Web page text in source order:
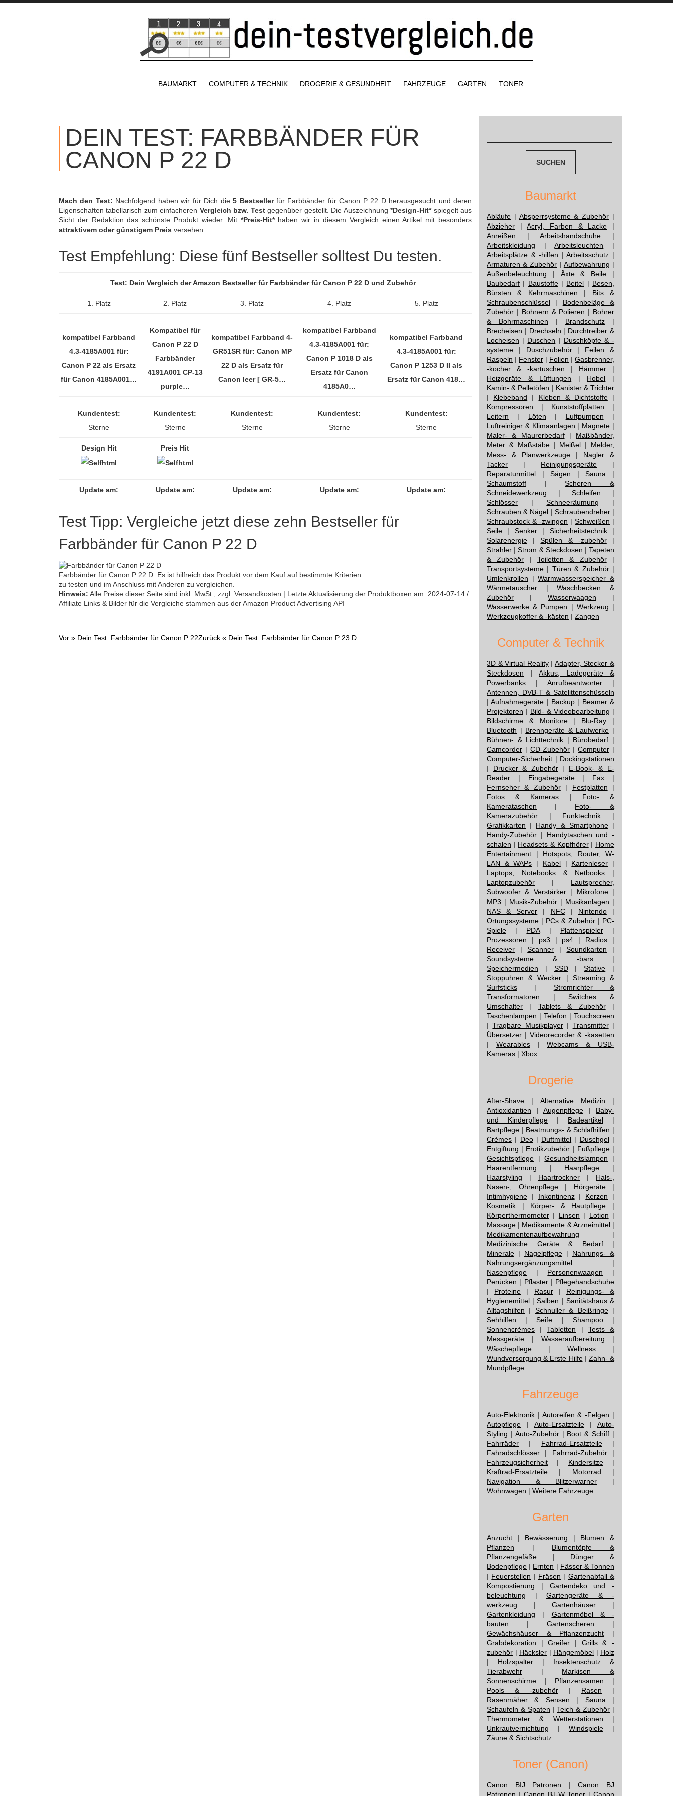
BAUMARKT
COMPUTER & TECHNIK DROGERIE & GESUNDHEIT FAHRZEUGE GARTEN TONER
DEIN TEST: FARBBÄNDER FÜR
CANON P 22 D
Mach den Test: Nachfolgend haben wir für Dich die5 Bestsellerfür Farbbänder für Canon P 22 D herausgesucht und deren
Eigenschaften tabellarisch zum einfacheren Vergleich bzw. Testgegenüber gestellt. Die Auszeichnung*Design-Hit*spiegelt aus
Sicht der Redaktion das schönste Produkt wieder. Mit *Preis-Hit*haben wir in diesem Vergleich einen Artikel mit besonders
attraktivem oder günstigem Preis versehen.
Test Empfehlung: Diese fünf Bestseller solltest Du testen.
Test: Dein Vergleich der Amazon Bestseller für Farbbänder für Canon P 22 D und Zubehör
1. Platz 2. Platz 3. Platz 4. Platz 5. Platz
kompatibel Farbband
4.3-4185A001 für:
Canon P 22 als Ersatz
für Canon 4185A001…
Kompatibel für
Canon P 22 D
Farbbänder
4191A001 CP-13
purple…
kompatibel Farbband 4-
GR51SR für: Canon MP
22 D als Ersatz für
Canon leer [ GR-5…
kompatibel Farbband
4.3-4185A001 für:
Canon P 1018 D als
Ersatz für Canon
4185A0…
kompatibel Farbband
4.3-4185A001 für:
Canon P 1253 D II als
Ersatz für Canon 418…
Kundentest:
Sterne
Kundentest:
Sterne
Kundentest:
Sterne
Kundentest:
Sterne
Kundentest:
Sterne
Design Hit Preis Hit
Update am: Update am: Update am: Update am: Update am:
Test Tipp: Vergleiche jetzt diese zehn Bestseller für
Farbbänder für Canon P 22 D
Farbbänder für Canon P 22 D: Es ist hilfreich das Produkt vor dem Kauf auf bestimmte Kriterien
zu testen und im Anschluss mit Anderen zu vergleichen.
Hinweis: Alle Preise dieser Seite sind inkl. MwSt., zzgl. Versandkosten | Letzte Aktualisierung der Produktboxen am: 2024-07-14 /
Affiliate Links & Bilder für die Vergleiche stammen aus der Amazon Product Advertising API
Post
Vor » Dein Test: Farbbänder für Canon P 22Zurück « Dein Test: Farbbänder für Canon P 23 D
Baumarkt
Abläufe | Absperrsysteme & Zubehör |
Abzieher |Acryl, Farben & Lacke |
Anreißen |Arbeitshandschuhe |
Arbeitskleidung |Arbeitsleuchten |
Arbeitsplätze & -hilfen |Arbeitsschutz |
Armaturen & Zubehör | Aufbewahrung |
Außenbeleuchtung | Äxte & Beile |
Baubedarf | Baustoffe| Beitel | Besen,
Bürsten & Kehrmaschinen | Bits &
Schraubenschlüssel | Bodenbeläge &
Zubehör | Bohnern & Polieren | Bohrer
& Bohrmaschinen | Brandschutz |
Brecheisen | Drechseln | Durchtreiber &
Locheisen | Duschen | Duschköpfe & -
systeme | Duschzubehör| Feilen &
Raspeln | Fenster | Folien | Gasbrenner,
-kocher & -kartuschen | Hämmer |
Heizgeräte & Lüftungen | Hobel |
Kamin- & Pelletöfen | Kanister & Trichter
| Klebeband | Kleben & Dichtstoffe|
Kompressoren | Kunststoffplatten |
Leitern | Löten | Luftpumpen |
Luftreiniger & Klimaanlagen | Magnete |
Maler- & Maurerbedarf| Maßbänder,
Meter & Maßstäbe| Meißel | Melder,
Mess- & Planwerkzeuge | Nagler &
Tacker | Reinigungsgeräte |
Reparaturmittel |Sägen |Sauna |
Schaumstoff |Scheren &
Schneidewerkzeug | Schleifen |
Schlösser |Schneeräumung |
Schrauben & Nägel | Schraubendreher|
Schraubstock & -zwingen | Schweißen |
Seile | Senker| Sicherheitstechnik|
Solarenergie |Spülen & -zubehör|
Strahler |Strom & Steckdosen |Tapeten
& Zubehör |Toiletten & Zubehör|
Transportsysteme | Türen & Zubehör|
Umlenkrollen |Warmwasserspeicher &
Wärmetauscher |Waschbecken &
Zubehör | Wasserwaagen |
Wasserwerke & Pumpen | Werkzeug |
Werkzeugkoffer & -kästen | Zangen
Computer & Technik
3D & Virtual Reality| Adapter, Stecker &
Steckdosen | Akkus, Ladegeräte &
Powerbanks | Anrufbeantworter |
Antennen, DVB-T & Satelittenschüsseln
|Aufnahmegeräte | Backup | Beamer &
Projektoren | Bild- & Videobearbeitung |
Bildschirme & Monitore| Blu-Ray |
Bluetooth | Brenngeräte & Laufwerke |
Bühnen- & Lichttechnik | Bürobedarf |
Camcorder | CD-Zubehör | Computer |
Computer-Sicherheit | Dockingstationen
| Drucker & Zubehör| E-Book- & E-
Reader | Eingabegeräte| Fax |
Fernseher & Zubehör| Festplatten |
Fotos & Kameras | Foto- &
Kamerataschen | Foto- &
Kamerazubehör | Funktechnik |
Grafikkarten | Handy & Smartphone|
Handy-Zubehör | Handytaschen und -
schalen | Headsets & Kopfhörer| Home
Entertainment | Hotspots, Router, W-
LAN & WAPs | Kabel| Kartenleser |
Laptops, Notebooks & Netbooks |
Laptopzubehör | Lautsprecher,
Subwoofer & Verstärker| Mikrofone|
MP3 | Musik-Zubehör | Musikanlagen |
NAS & Server | NFC| Nintendo|
Ortungssysteme | PCs & Zubehör | PC-
Spiele | PDA| Plattenspieler|
Prozessoren | ps3 | ps4 | Radios |
Receiver |Scanner |Soundkarten |
Soundsysteme & -bars|
Speichermedien | SSD|Stative |
Stoppuhren & Wecker | Streaming &
Surfsticks | Stromrichter &
Transformatoren |Switches &
Umschalter | Tablets & Zubehör|
Taschenlampen | Telefon | Touchscreen
|Tragbare Musikplayer| Transmitter|
Übersetzer | Videorecorder & -kasetten
| Wearables|Webcams & USB-
Kameras | Xbox
Drogerie
After-Shave | Alternative Medizin |
Antioxidantien | Augenpflege | Baby-
und Kinderpflege | Badeartikel |
Bartpflege | Beatmungs- & Schlafhilfen |
Crèmes | Deo| Duftmittel | Duschgel|
Entgiftung | Erotikzubehör | Fußpflege|
Gesichtspflege |Gesundheitslampen |
Haarentfernung | Haarpflege |
Haarstyling | Haartrockner | Hals-,
Nasen-, Ohrenpflege| Hörgeräte|
Intimhygiene | Inkontinenz| Kerzen |
Kosmetik | Körper- & Hautpflege |
Körperthermometer | Linsen | Lotion |
Massage | Medikamente & Arzneimittel|
Medikamentenaufbewahrung |
Medizinische Geräte & Bedarf|
Minerale | Nagelpflege | Nahrungs- &
Nahrungsergänzungsmittel |
Nasenpflege | Personenwaagen |
Perücken | Pflaster| Pflegehandschuhe
| Proteine | Rasur| Reinigungs- &
Hygienemittel |Salben | Sanitätshaus &
Alltagshilfen | Schnuller & Beißringe|
Sehhilfen |Seife | Shampoo|
Sonnencrèmes |Tabletten | Tests &
Messgeräte | Wasseraufbereitung |
Wäschepflege | Wellness|
Wundversorgung & Erste Hilfe| Zahn- &
Mundpflege
Fahrzeuge
Auto-Elektronik | Autoreifen & -Felgen |
Autopflege | Auto-Ersatzteile| Auto-
Styling | Auto-Zubehör| Boot & Schiff |
Fahrräder | Fahrrad-Ersatzteile|
Fahradschlösser | Fahrrad-Zubehör|
Fahrzeugsicherheit | Kindersitze|
Kraftrad-Ersatzteile | Motorrad |
Navigation & Blitzerwarner |
Wohnwagen | Weitere Fahrzeuge
Garten
Anzucht | Bewässerung | Blumen &
Pflanzen | Blumentöpfe &
Pflanzengefäße | Dünger &
Bodenpflege | Ernten | Fässer & Tonnen
| Feuerstellen | Fräsen | Gartenabfall &
Kompostierung | Gartendeko und -
beleuchtung | Gartengeräte & -
werkzeug |Gartenhäuser |
Gartenkleidung | Gartenmöbel & -
bauten | Gartenscheren |
Gewächshäuser & Pflanzenzucht |
Grabdekoration |Greifer | Grills & -
zubehör | Häcksler | Hängemöbel | Holz
| Holzspalter | Insektenschutz &
Tierabwehr | Markisen &
Sonnenschirme | Pflanzensamen |
Pools & -zubehör | Rasen |
Rasenmäher & Sensen | Sauna |
Schaufeln & Spaten |Teich & Zubehör |
Thermometer & Wetterstationen |
Unkrautvernichtung | Windspiele |
Zäune & Sichtschutz
Toner (Canon)
Canon BIJ Patronen |Canon BJ